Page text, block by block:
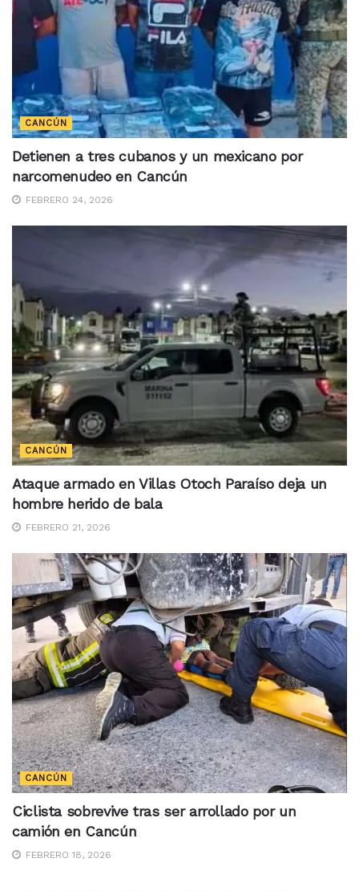
CANCÚN
Detienen a tres cubanos y un mexicano por
narcomenudeo en Cancún
FEBRERO 24, 2026
CANCÚN
Ataque armado en Villas Otoch Paraíso deja un
hombre herido de bala
FEBRERO 21, 2026
CANCÚN
Ciclista sobrevive tras ser arrollado por un
camión en Cancún
FEBRERO 18, 2026